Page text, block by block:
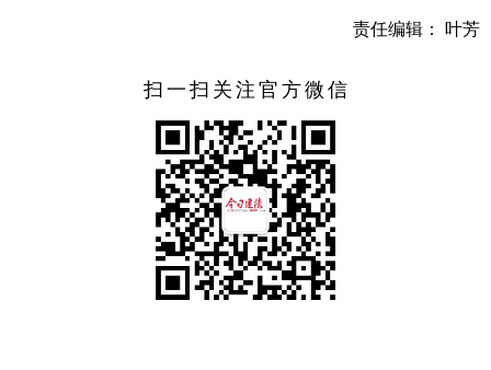
责任编辑： 叶芳
扫一扫关注官方微信